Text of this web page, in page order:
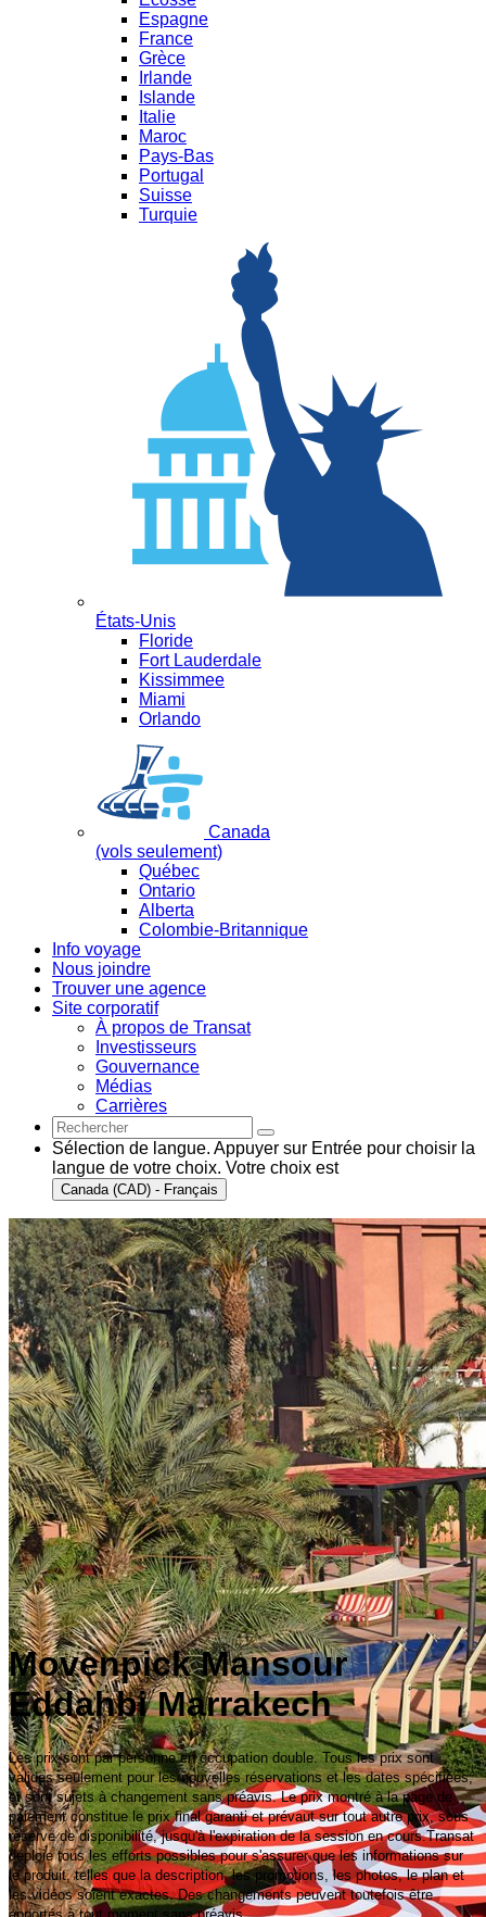
Espagne
France
Grèce
Irlande
Islande
Italie
Maroc
Pays-Bas
Portugal
Suisse
Turquie
États-Unis
Floride
Fort Lauderdale
Kissimmee
Miami
Orlando
Canada
(vols seulement)
Québec
Ontario
Alberta
Colombie-Britannique
Info voyage
Nous joindre
Trouver une agence
Site corporatif
À propos de Transat
Investisseurs
Gouvernance
Médias
Carrières
Sélection de langue. Appuyer sur Entrée pour choisir la
langue de votre choix. Votre choix est
Canada (CAD) - Français
Movenpick Mansour
Eddahbi Marrakech
Les prix sont par personne en occupation double. Tous les prix sont
valides seulement pour les nouvelles réservations et les dates spécifiées,
et sont sujets à changement sans préavis. Le prix montré à la page de
paiement constitue le prix final garanti et prévaut sur tout autre prix, sous
réserve de disponibilité, jusqu'à l'expiration de la session en cours.Transat
déploie tous les efforts possibles pour s'assurer que les informations sur
le produit, telles que la description, les promotions, les photos, le plan et
les vidéos soient exactes. Des changements peuvent toutefois être